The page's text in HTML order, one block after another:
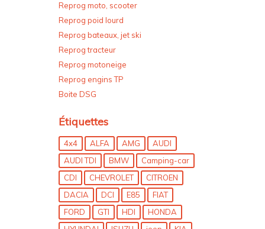
Reprog moto, scooter
Reprog poid lourd
Reprog bateaux, jet ski
Reprog tracteur
Reprog motoneige
Reprog engins TP
Boite DSG
Étiquettes
4x4 ALFA AMG
AUDI
AUDI TDI
BMW
Camping-car
CDI
CHEVROLET
CITROEN
DACIA
DCI E85
FIAT
FORD
GTI HDI
HONDA